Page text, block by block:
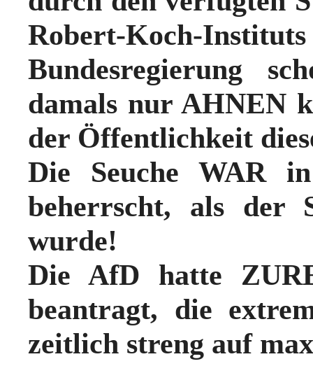
Robert-Koch-
Bundesregierung
damals nur AHNEN
der Öffentlichkeit
Die Seuche WAR
beherrscht, als der
wurde!
Die AfD hatte
beantragt, die
zeitlich streng auf